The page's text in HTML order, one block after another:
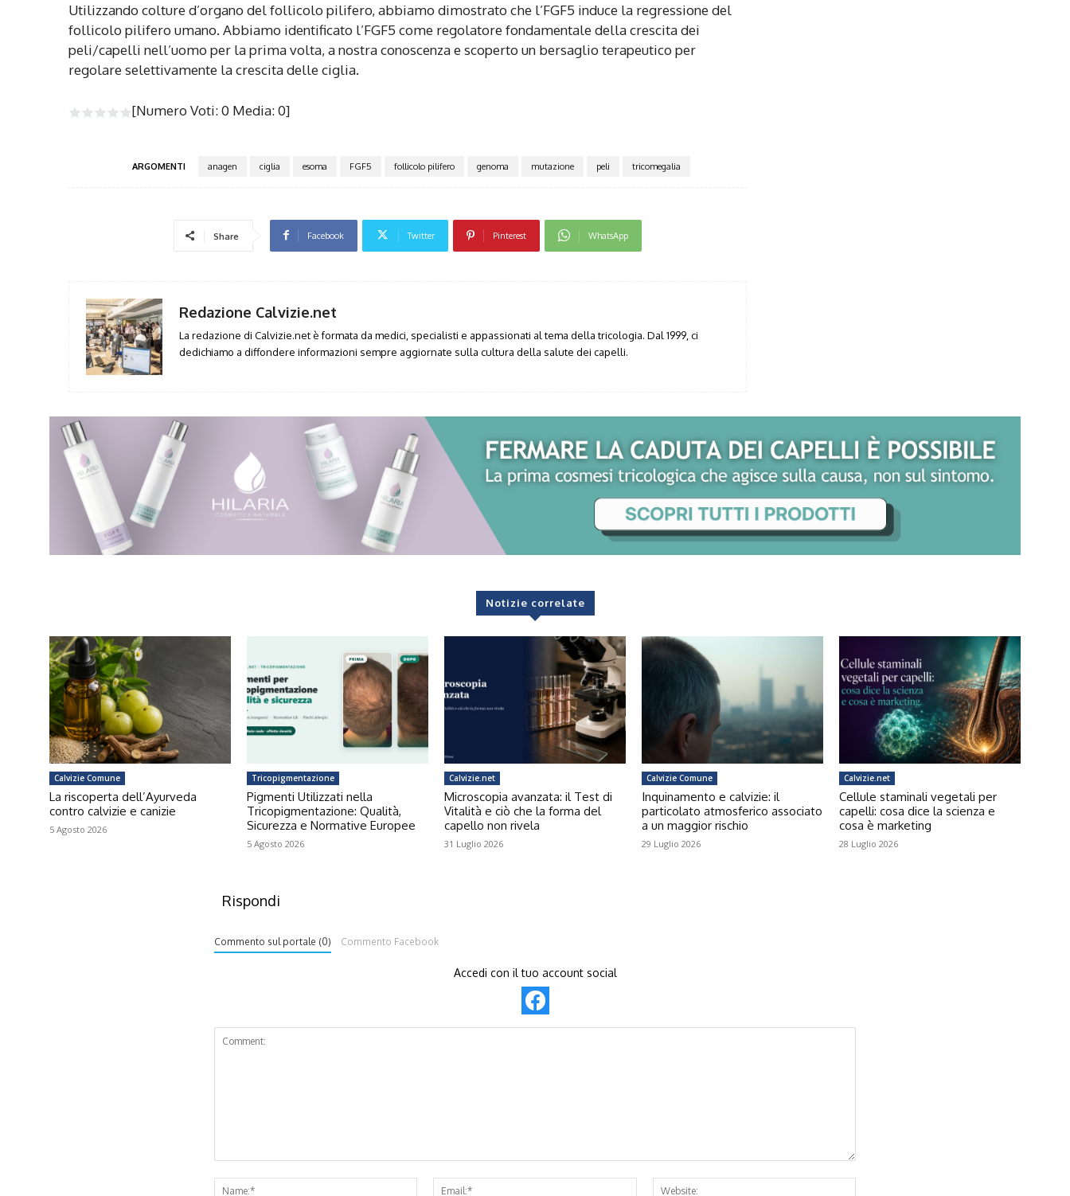
Utilizzando colture d’organo del follicolo pilifero, abbiamo dimostrato che l’FGF5 induce la regressione del
follicolo pilifero umano. Abbiamo identificato l’FGF5 come regolatore fondamentale della crescita dei
peli/capelli nell’uomo per la prima volta, a nostra conoscenza e scoperto un bersaglio terapeutico per
regolare selettivamente la crescita delle ciglia.
[Numero Voti:0 Media:0]
ARGOMENTI anagen ciglia esoma FGF5 follicolo pilifero genoma mutazione peli tricomegalia
Share Facebook Twitter Pinterest WhatsApp
Redazione Calvizie.net
La redazione di Calvizie.net è formata da medici, specialisti e appassionati al tema della tricologia. Dal 1999, ci
dedichiamo a diffondere informazioni sempre aggiornate sulla cultura della salute dei capelli.
Notizie correlate
Calvizie Comune
La riscoperta dell’Ayurveda
contro calvizie e canizie
5 Agosto 2026
Tricopigmentazione
Pigmenti Utilizzati nella
Tricopigmentazione: Qualità,
Sicurezza e Normative Europee
5 Agosto 2026
Calvizie.net
Microscopia avanzata: il Test di
Vitalità e ciò che la forma del
capello non rivela
31 Luglio 2026
Calvizie Comune
Inquinamento e calvizie: il
particolato atmosferico associato
a un maggior rischio
29 Luglio 2026
Calvizie.net
Cellule staminali vegetali per
capelli: cosa dice la scienza e
cosa è marketing
28 Luglio 2026
Rispondi
Commento sul portale (0) Commento Facebook
Accedi con il tuo account social
Name:*
Email:*